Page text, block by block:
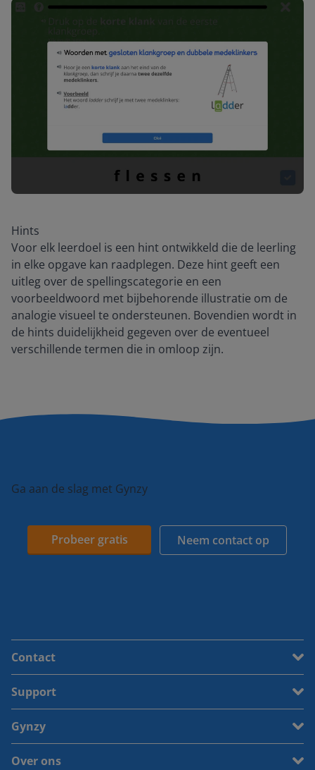
Hints
Voor elk leerdoel is een hint ontwikkeld die de leerling
in elke opgave kan raadplegen. Deze hint geeft een
uitleg over de spellingscategorie en een
voorbeeldwoord met bijbehorende illustratie om de
analogie visueel te ondersteunen. Bovendien wordt in
de hints duidelijkheid gegeven over de eventueel
verschillende termen die in omloop zijn.
Ga aan de slag met Gynzy
Probeer gratis Neem contact op
Contact
Support
Gynzy
Over ons